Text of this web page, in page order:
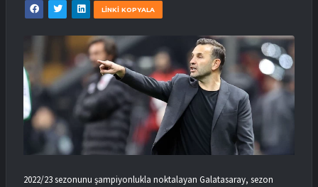
LİNKİ KOPYALA
2022/23 sezonunu şampiyonlukla noktalayan Galatasaray, sezon